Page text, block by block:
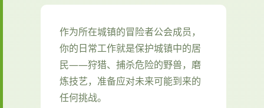
作为所在城镇的冒险者公会成员，
你的日常工作就是保护城镇中的居
民——狩猎、捕杀危险的野兽，磨
炼技艺，准备应对未来可能到来的
任何挑战。